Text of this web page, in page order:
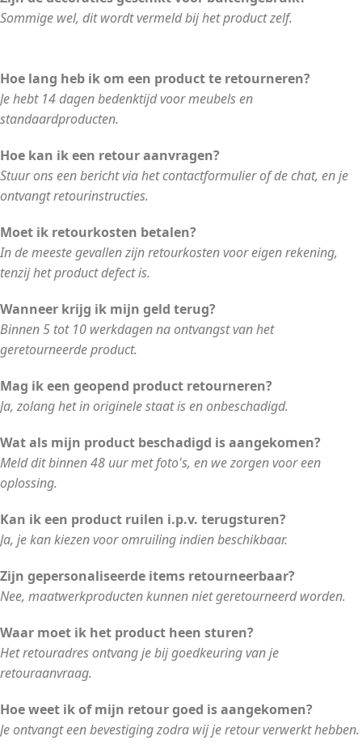
Sommige wel, dit wordt vermeld bij het product zelf.
Hoe lang heb ik om een product te retourneren?
Je hebt 14 dagen bedenktijd voor meubels en
standaardproducten.
Hoe kan ik een retour aanvragen?
Stuur ons een bericht via het contactformulier of de chat, en je
ontvangt retourinstructies.
Moet ik retourkosten betalen?
In de meeste gevallen zijn retourkosten voor eigen rekening,
tenzij het product defect is.
Wanneer krijg ik mijn geld terug?
Binnen 5 tot 10 werkdagen na ontvangst van het
geretourneerde product.
Mag ik een geopend product retourneren?
Ja, zolang het in originele staat is en onbeschadigd.
Wat als mijn product beschadigd is aangekomen?
Meld dit binnen 48 uur met foto's, en we zorgen voor een
oplossing.
Kan ik een product ruilen i.p.v. terugsturen?
Ja, je kan kiezen voor omruiling indien beschikbaar.
Zijn gepersonaliseerde items retourneerbaar?
Nee, maatwerkproducten kunnen niet geretourneerd worden.
Waar moet ik het product heen sturen?
Het retouradres ontvang je bij goedkeuring van je
retouraanvraag.
Hoe weet ik of mijn retour goed is aangekomen?
Je ontvangt een bevestiging zodra wij je retour verwerkt hebben.